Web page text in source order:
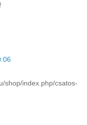
shop/index.php/csatos-